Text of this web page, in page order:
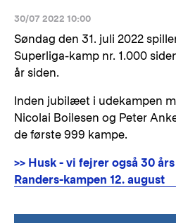
30/07 2022 10:00
Søndag den 31. juli 2022
Superliga-kamp nr. 1.000
år siden.
Inden jubilæet i udekampen
Nicolai Boilesen og Peter
de første 999 kampe.
>> Husk - vi fejrer også 30
Randers-kampen 12. august